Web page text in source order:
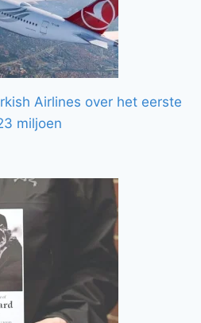
Airlines over het eerste
miljoen